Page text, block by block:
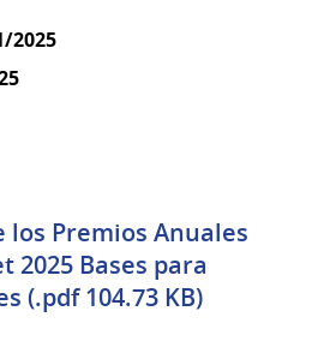
2025
los Premios Anuales
2025 Bases para
(.pdf 104.73 KB)